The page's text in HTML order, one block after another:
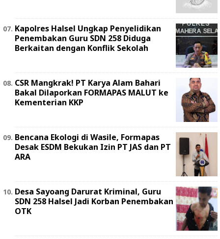
Kapolres Halsel Ungkap Penyelidikan
Penembakan Guru SDN 258 Diduga
Berkaitan dengan Konflik Sekolah
‎CSR Mangkrak! PT Karya Alam Bahari
Bakal Dilaporkan FORMAPAS MALUT ke
Kementerian KKP
Bencana Ekologi di Wasile, Formapas
Desak ESDM Bekukan Izin PT JAS dan PT
ARA
Desa Sayoang Darurat Kriminal, Guru
SDN 258 Halsel Jadi Korban Penembakan
OTK